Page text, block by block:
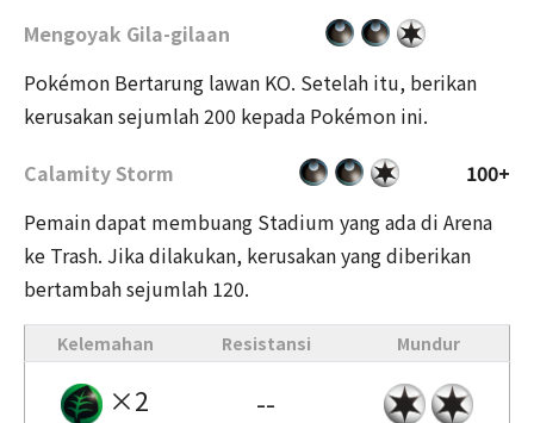
Mengoyak Gila-gilaan
Pokémon Bertarung lawan KO. Setelah itu, berikan
kerusakan sejumlah 200 kepada Pokémon ini.
Calamity Storm
100+
Pemain dapat membuang Stadium yang ada di Arena
ke Trash. Jika dilakukan, kerusakan yang diberikan
bertambah sejumlah 120.
Kelemahan Resistansi Mundur
×2 --